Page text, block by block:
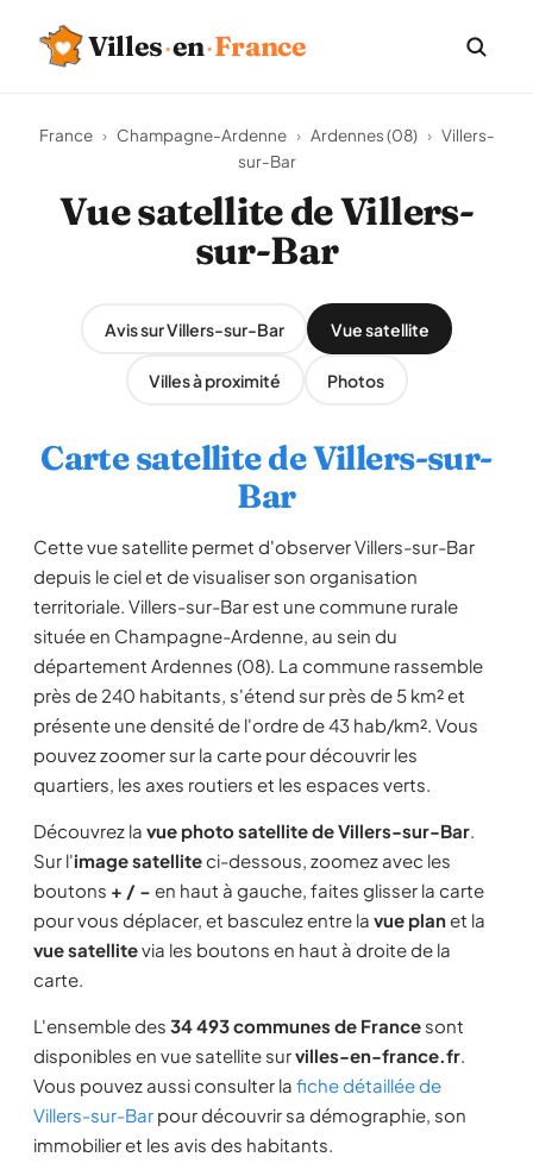
Villes·en·France
France › Champagne-Ardenne › Ardennes (08) › Villers-
sur-Bar
Vue satellite de Villers-
sur-Bar
Avis sur Villers-sur-Bar Vue satellite
Villes à proximité Photos
Carte satellite de Villers-sur-
Bar
Cette vue satellite permet d'observer Villers-sur-Bar
depuis le ciel et de visualiser son organisation
territoriale. Villers-sur-Bar est une commune rurale
située en Champagne-Ardenne, au sein du
département Ardennes (08). La commune rassemble
près de 240 habitants, s'étend sur près de 5 km² et
présente une densité de l'ordre de 43 hab/km². Vous
pouvez zoomer sur la carte pour découvrir les
quartiers, les axes routiers et les espaces verts.
Découvrez la vue photo satellite de Villers-sur-Bar.
Sur l'image satelliteci-dessous, zoomez avec les
boutons + / − en haut à gauche, faites glisser la carte
pour vous déplacer, et basculez entre la vue planet la
vue satellitevia les boutons en haut à droite de la
carte.
L'ensemble des 34 493 communes de France sont
disponibles en vue satellite survilles-en-france.fr.
Vous pouvez aussi consulter la fiche détaillée de
Villers-sur-Bar pour découvrir sa démographie, son
immobilier et les avis des habitants.